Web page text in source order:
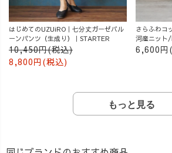
はじめてのUZUiRO｜七分丈ガーゼバル
ーンパンツ（生成り）｜STARTER
10,450円(税込)
8,800円(税込)
さらふわコ
河産ニッ
6,600円
もっと見る